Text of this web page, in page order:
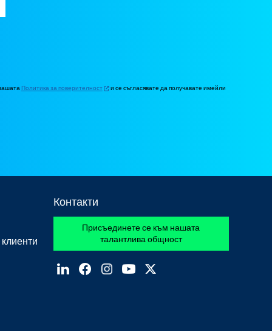
Политика за поверителност и се съгласявате да получавате имейли
Контакти
Присъединете се към нашата
талантлива общност